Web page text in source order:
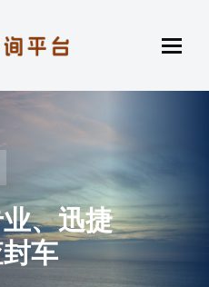
、迅捷
车